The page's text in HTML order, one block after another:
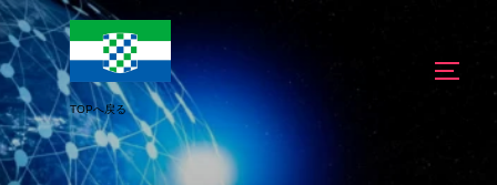
コ
ン
テ
ン
ツ
へ